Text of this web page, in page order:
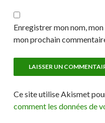
Enregistrer mon nom,
mon prochain
Ce site utilise Akismet
comment les données de